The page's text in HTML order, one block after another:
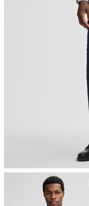
Bügeln bei geringer
chemische Reinigung